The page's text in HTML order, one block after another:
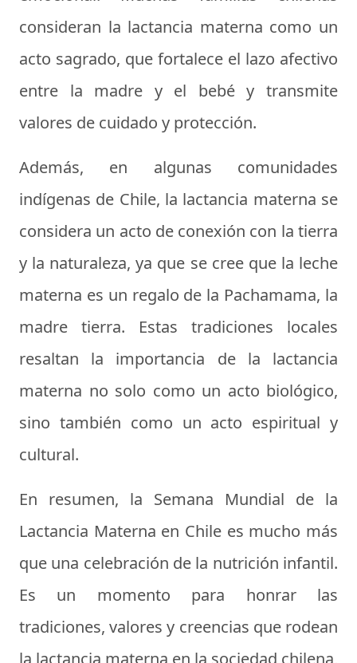
consideran la lactancia materna como un
acto sagrado, que fortalece el lazo afectivo
entre la madre y el bebé y transmite
valores de cuidado y protección.
Además, en algunas comunidades
indígenas de Chile, la lactancia materna se
considera un acto de conexión con la tierra
y la naturaleza, ya que se cree que la leche
materna es un regalo de la Pachamama, la
madre tierra. Estas tradiciones locales
resaltan la importancia de la lactancia
materna no solo como un acto biológico,
sino también como un acto espiritual y
cultural.
En resumen, la Semana Mundial de la
Lactancia Materna en Chile es mucho más
que una celebración de la nutrición infantil.
Es un momento para honrar las
tradiciones, valores y creencias que rodean
la lactancia materna en la sociedad chilena,